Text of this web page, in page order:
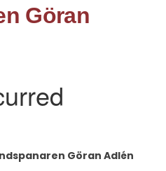
Göran
Göran Adlén